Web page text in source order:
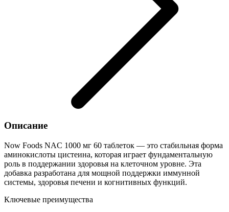
Описание
Now Foods NAC 1000 мг 60 таблеток — это стабильная форма
аминокислоты цистеина, которая играет фундаментальную
роль в поддержании здоровья на клеточном уровне. Эта
добавка разработана для мощной поддержки иммунной
системы, здоровья печени и когнитивных функций.
Ключевые преимущества